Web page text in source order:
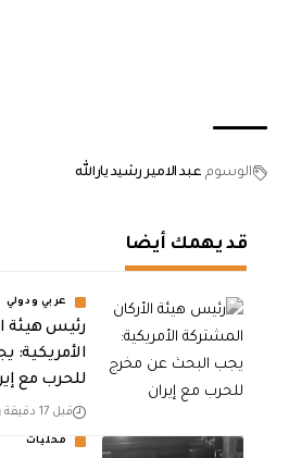
الوسوم عبد الامير رشيد يارالله
قد يهمك أيضا
عربي ودولي
رئيس هيئة
الأمريكية:
للحرب مع
قبل 17 دقيقة
محليات